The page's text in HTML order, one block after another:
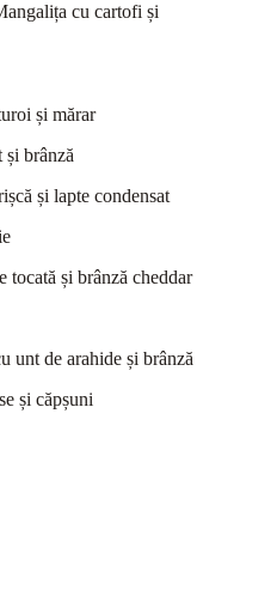
cu cartofi și
și mărar
și brânză
și lapte condensat
tocată și brânză cheddar
unt de arahide și brânză
și căpșuni